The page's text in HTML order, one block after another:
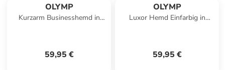
OLYMP
Kurzarm Businesshemd in
59,95 €
OLYMP
Luxor Hemd Einfarbig in
59,95 €